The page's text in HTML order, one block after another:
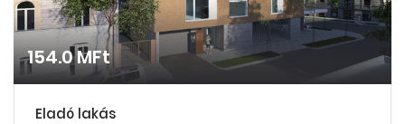
154.0 MFt
Eladó lakás